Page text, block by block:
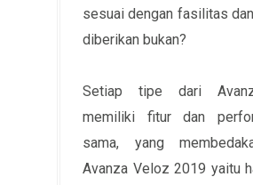
sesuai dengan fasilitas
diberikan bukan?
Setiap tipe dari
memiliki fitur dan
sama, yang
Avanza Veloz 2019 yaitu